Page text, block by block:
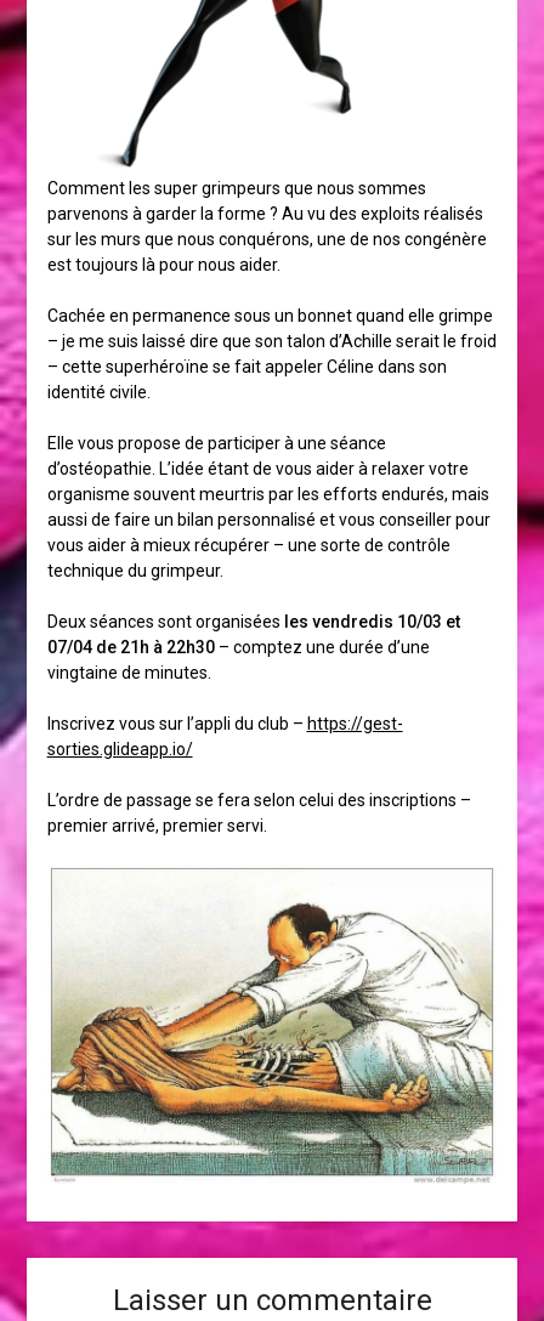
Comment les super grimpeurs que nous sommes
parvenons à garder la forme ? Au vu des exploits réalisés
sur les murs que nous conquérons, une de nos congénère
est toujours là pour nous aider.
Cachée en permanence sous un bonnet quand elle grimpe
– je me suis laissé dire que son talon d’Achille serait le froid
– cette superhéroïne se fait appeler Céline dans son
identité civile.
Elle vous propose de participer à une séance
d’ostéopathie. L’idée étant de vous aider à relaxer votre
organisme souvent meurtris par les efforts endurés, mais
aussi de faire un bilan personnalisé et vous conseiller pour
vous aider à mieux récupérer – une sorte de contrôle
technique du grimpeur.
Deux séances sont organisées les vendredis 10/03 et
07/04 de 21h à 22h30– comptez une durée d’une
vingtaine de minutes.
Inscrivez vous sur l’appli du club – https://gest-
sorties.glideapp.io/
L’ordre de passage se fera selon celui des inscriptions –
premier arrivé, premier servi.
Laisser un commentaire